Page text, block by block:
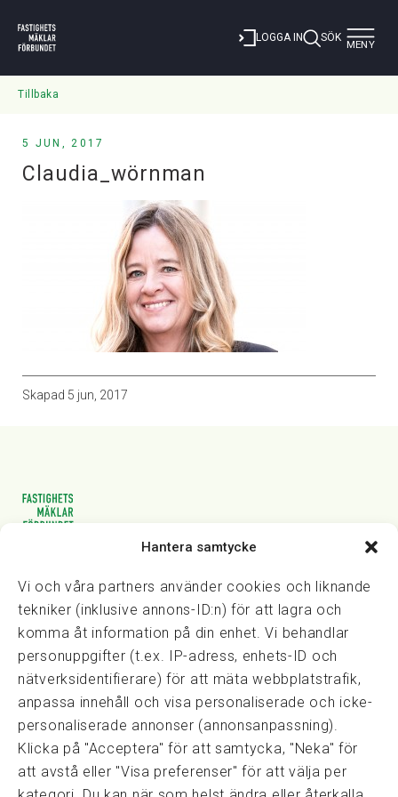
Hantera samtycke
Vi och våra partners använder cookies och liknande
tekniker (inklusive annons-ID:n) för att lagra och
komma åt information på din enhet. Vi behandlar
personuppgifter (t.ex. IP-adress, enhets-ID och
nätverksidentifierare) för att mäta webbplatstrafik,
anpassa innehåll och visa personaliserade och icke-
personaliserade annonser (annonsanpassning).
Klicka på "Acceptera" för att samtycka, "Neka" för
att avstå eller "Visa preferenser" för att välja per
LOGGA IN SÖK Toggle
MENY
Tillbaka
5 JUN, 2017
Claudia_wörnman
Skapad 5 jun, 2017
Vasagatan 28, 111 20 Stockholm
kansli@fmf.se
Snabblänkar
Prisexempel
Medarbetare
Policies & integritet
Information om Cookie-hantering och Google Analytics
Integritetspolicy